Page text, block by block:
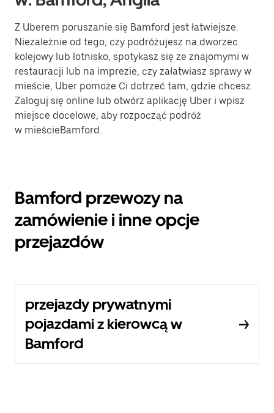
Z Uberem poruszanie się Bamford jest łatwiejsze.
Niezależnie od tego, czy podróżujesz na dworzec
kolejowy lub lotnisko, spotykasz się ze znajomymi w
restauracji lub na imprezie, czy załatwiasz sprawy w
mieście, Uber pomoże Ci dotrzeć tam, gdzie chcesz.
Zaloguj się online lub otwórz aplikację Uber i wpisz
miejsce docelowe, aby rozpocząć podróż
w mieścieBamford.
Bamford przewozy na
zamówienie i inne opcje
przejazdów
przejazdy prywatnymi
pojazdami z kierowcą w
Bamford